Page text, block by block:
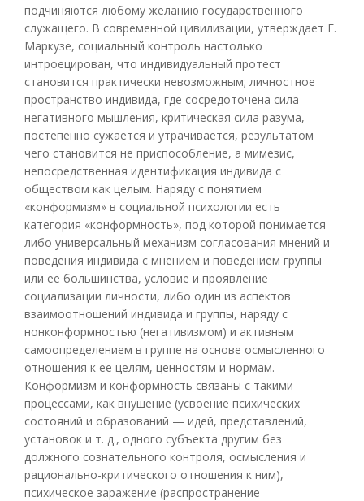
подчиняются любому желанию государственного
служащего. В современной цивилизации, утверждает Г.
Маркузе, социальный контроль настолько
интроецирован, что индивидуальный протест
становится практически невозможным; личностное
пространство индивида, где сосредоточена сила
негативного мышления, критическая сила разума,
постепенно сужается и утрачивается, результатом
чего становится не приспособление, а мимезис,
непосредственная идентификация индивида с
обществом как целым. Наряду с понятием
«конформизм» в социальной психологии есть
категория «конформность», под которой понимается
либо универсальный механизм согласования мнений и
поведения индивида с мнением и поведением группы
или ее большинства, условие и проявление
социализации личности, либо один из аспектов
взаимоотношений индивида и группы, наряду с
нонконформностью (негативизмом) и активным
самоопределением в группе на основе осмысленного
отношения к ее целям, ценностям и нормам.
Конформизм и конформность связаны с такими
процессами, как внушение (усвоение психических
состояний и образований — идей, представлений,
установок и т. д., одного субъекта другим без
должного сознательного контроля, осмысления и
рационально-критического отношения к ним),
психическое заражение (распространение